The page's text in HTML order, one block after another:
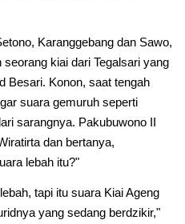
Karanggebang dan Sawo,
kiai dari Tegalsari yang
Besari. Konon, saat tengah
suara gemuruh seperti
sarangnya. Pakubuwono II
dan bertanya,
lebah itu?"
tapi itu suara Kiai Ageng
yang sedang berdzikir,"